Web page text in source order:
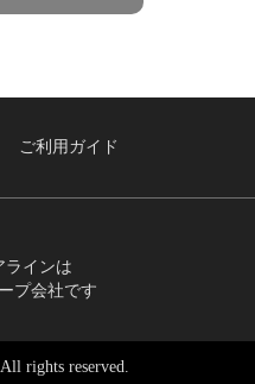
ご利用ガイド
ラインは
プ会社です
rights reserved.